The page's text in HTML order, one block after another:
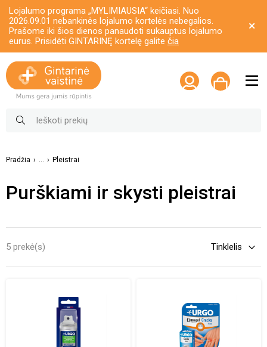
Lojalumo programa „MYLIMIAUSIA“ keičiasi. Nuo
2026.09.01 nebankinės lojalumo kortelės nebegalios.
Prašome iki šios dienos panaudoti sukauptus lojalumo
eurus. Prisidėti GINTARINĘ kortelę galite čia
Pradžia ... Pleistrai
Purškiami ir skysti pleistrai
5 prekė(s)